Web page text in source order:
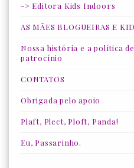
-> Editora Kids Indoors
AS MÃES BLOGUEIRAS E
Nossa história e a política
patrocínio
CONTATOS
Obrigada pelo apoio
Plaft, Plect, Ploft, Panda!
Eu, Passarinho.